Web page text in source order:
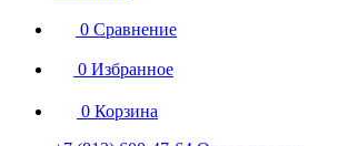
0 Сравнение
0 Избранное
0 Корзина